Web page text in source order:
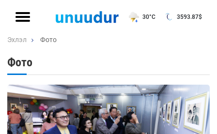
30°C 3593.87$
Эхлэл Фото
Фото